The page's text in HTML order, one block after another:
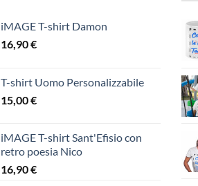
iMAGE T-shirt Damon
16,90€
T-shirt Uomo Personalizzabile
15,00€
iMAGE T-shirt Sant'Efisio con
retro poesia Nico
16,90€